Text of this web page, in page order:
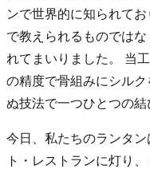
ンで世界的に知られて
で教えられるものでは
れてまいりました。 当
の精度で骨組みにシル
ぬ技法で一つひとつの結
今日、私たちのランタ
ト・レストランに灯り